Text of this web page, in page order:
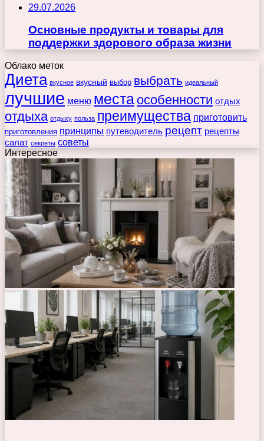
29.07.2026
Основные продукты и товары для
поддержки здорового образа жизни
Облако меток
Диета вкусное вкусный выбор выбрать идеальный
лучшие меню места особенности отдых
отдыха отдыху польза преимущества приготовить
приготовления принципы путеводитель рецепт рецепты
салат секреты советы
Интересное